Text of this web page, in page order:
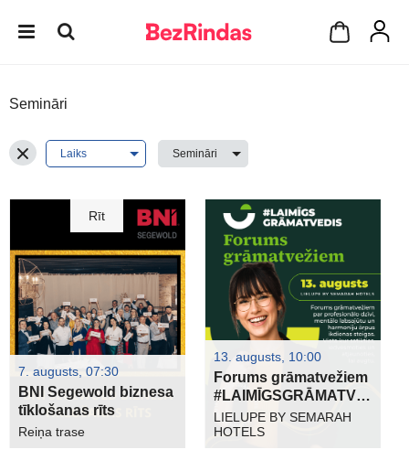
Semināri
Rīt
7. augusts, 07:30
BNI Segewold biznesa
tīklošanas rīts
Reiņa trase
13. augusts, 10:00
Forums grāmatvežiem
#LAIMĪGSGRĀMATVEDIS
LIELUPE BY SEMARAH
HOTELS